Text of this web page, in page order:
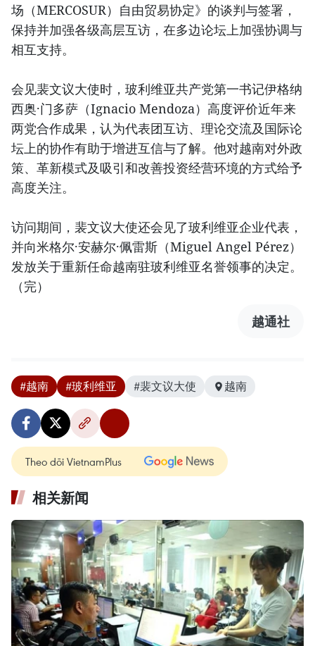
场（MERCOSUR）自由贸易协定》的谈判与签署，
保持并加强各级高层互访，在多边论坛上加强协调与
相互支持。
会见裴文议大使时，玻利维亚共产党第一书记伊格纳
西奥·门多萨（Ignacio Mendoza）高度评价近年来
两党合作成果，认为代表团互访、理论交流及国际论
坛上的协作有助于增进互信与了解。他对越南对外政
策、革新模式及吸引和改善投资经营环境的方式给予
高度关注。
访问期间，裴文议大使还会见了玻利维亚企业代表，
并向米格尔·安赫尔·佩雷斯（Miguel Angel Pérez）
发放关于重新任命越南驻玻利维亚名誉领事的决定。
（完）
越通社
#越南 #玻利维亚 #裴文议大使 越南
Theo dõi VietnamPlus
相关新闻